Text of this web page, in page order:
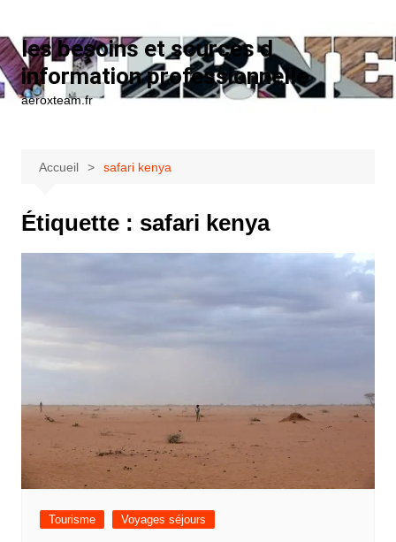
les besoins et sources d
information professionnelle
aeroxteam.fr
Accueil safari kenya
Étiquette : safari kenya
Tourisme Voyages séjours